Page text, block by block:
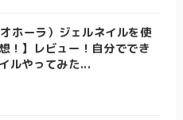
ホーラ）ジェルネイルを使
！】レビュー！自分ででき
ルやってみた...